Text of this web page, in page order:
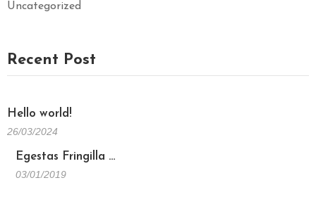
Uncategorized
Recent Post
Hello world!
26/03/2024
Egestas Fringilla …
03/01/2019